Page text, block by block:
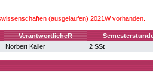
(ausgelaufen) 2021W vorhanden.
VerantwortlicheR
Norbert Kailer 2 SSt